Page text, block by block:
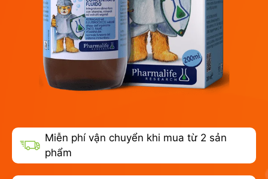
Miễn phí vận chuyển khi mua từ 2 sản
phẩm